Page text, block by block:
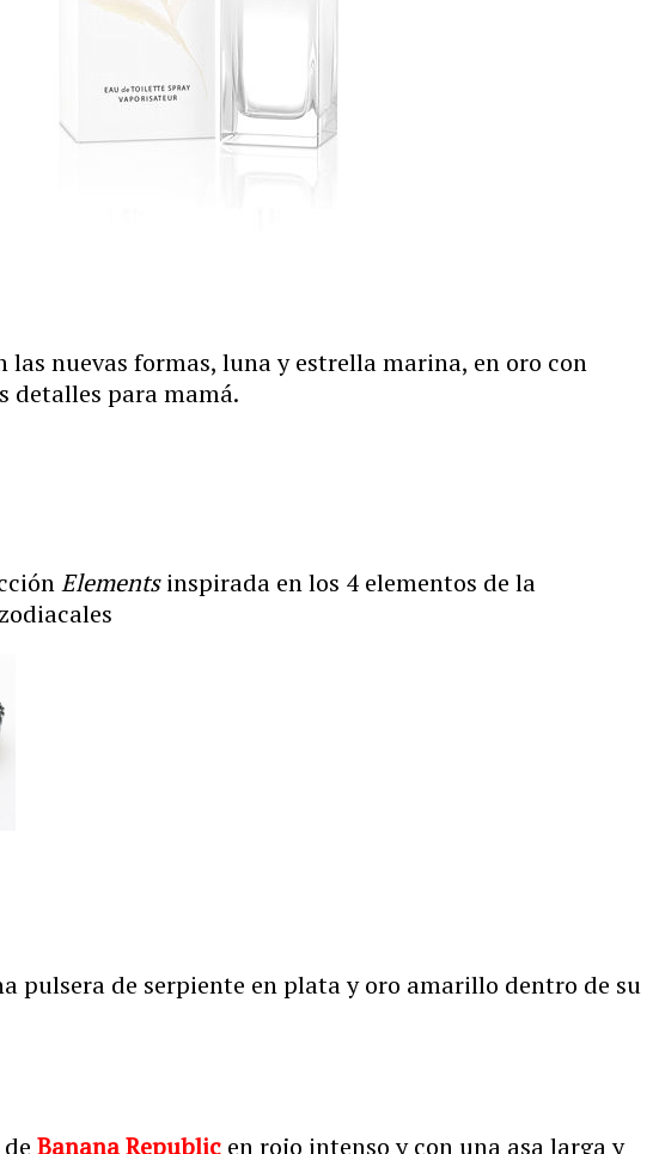
las nuevas formas, luna y estrella marina, en oro con
detalles para mamá.
Elementsinspirada en los 4 elementos de la
pulsera de serpiente en plata y oro amarillo dentro de su
Banana Republic en rojo intenso y con una asa larga y